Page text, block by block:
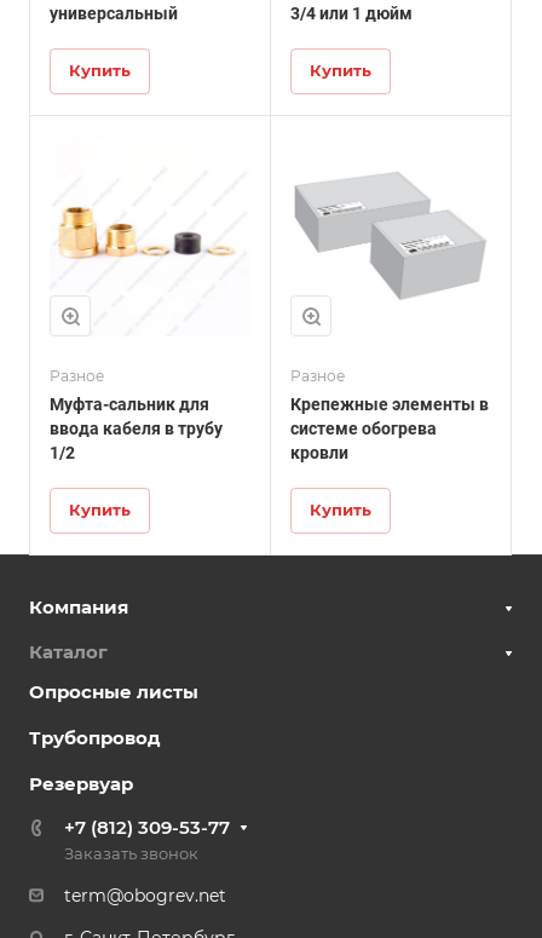
универсальный
Купить
3/4 или 1 дюйм
Купить
Разное
Муфта-сальник для
ввода кабеля в трубу
1/2
Купить
Разное
Крепежные элементы в
системе обогрева
кровли
Купить
Компания
Каталог
Опросные листы
Трубопровод
Резервуар
+7 (812) 309-53-77
Заказать звонок
term@obogrev.net